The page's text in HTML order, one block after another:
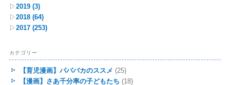
▷2019 (3)
▷2018 (64)
▷2017 (253)
カテゴリー
【育児漫画】パパバカのススメ (25)
【漫画】さあ千分率の子どもたち (18)